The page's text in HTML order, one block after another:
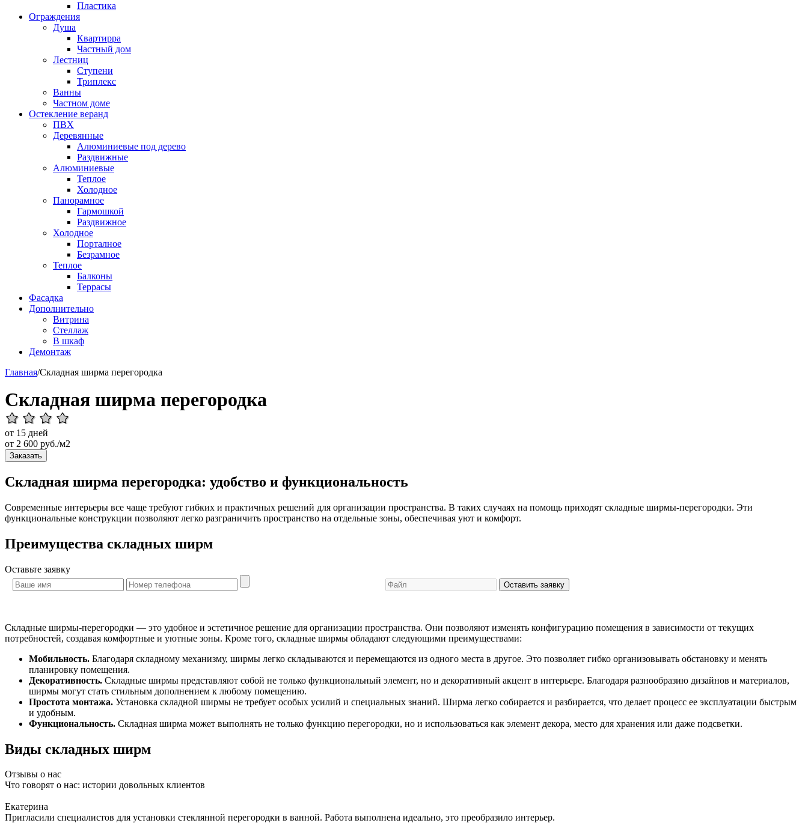
Пластика
Ограждения
Душа
Квартирра
Частный дом
Лестниц
Ступени
Триплекс
Ванны
Частном доме
Остекление веранд
ПВХ
Деревянные
Алюминиевые под дерево
Раздвижные
Алюминиевые
Теплое
Холодное
Панорамное
Гармошкой
Раздвижное
Холодное
Порталное
Безрамное
Теплое
Балконы
Террасы
Фасадка
Дополнительно
Витрина
Стеллаж
В шкаф
Демонтаж
Главная/Складная ширма перегородка
Складная ширма перегородка
от 15 дней
от 2 600 руб./м2
Заказать
Складная ширма перегородка: удобство и функциональность
Современные интерьеры все чаще требуют гибких и практичных решений для организации пространства. В таких случаях на помощь приходят складные ширмы-перегородки. Эти
функциональные конструкции позволяют легко разграничить пространство на отдельные зоны, обеспечивая уют и комфорт.
Преимущества складных ширм
Оставьте заявку
Оставить заявку
Складные ширмы-перегородки — это удобное и эстетичное решение для организации пространства. Они позволяют изменять конфигурацию помещения в зависимости от текущих
потребностей, создавая комфортные и уютные зоны. Кроме того, складные ширмы обладают следующими преимуществами:
Мобильность. Благодаря складному механизму, ширмы легко складываются и перемещаются из одного места в другое. Это позволяет гибко организовывать обстановку и менять
планировку помещения.
Декоративность. Складные ширмы представляют собой не только функциональный элемент, но и декоративный акцент в интерьере. Благодаря разнообразию дизайнов и материалов,
ширмы могут стать стильным дополнением к любому помещению.
Простота монтажа. Установка складной ширмы не требует особых усилий и специальных знаний. Ширма легко собирается и разбирается, что делает процесс ее эксплуатации быстрым
и удобным.
Функциональность. Складная ширма может выполнять не только функцию перегородки, но и использоваться как элемент декора, место для хранения или даже подсветки.
Виды складных ширм
Отзывы о нас
Что говорят о нас: истории довольных клиентов
Екатерина
Пригласили специалистов для установки стеклянной перегородки в ванной. Работа выполнена идеально, это преобразило интерьер.